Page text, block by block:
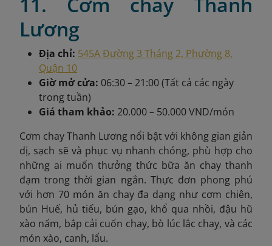
Lương
Địa chỉ: 545A Đường 3 Tháng 2, Phường 8,
Quận 10
Giờ mở cửa: 06:30 – 21:00 (Tất cả các ngày
trong tuần)
Giá tham khảo: 20.000 – 50.000 VND/món
Cơm chay Thanh Lương nổi bật với không gian giản
dị, sạch sẽ và phục vụ nhanh chóng, phù hợp cho
những ai muốn thưởng thức bữa ăn chay thanh
đạm trong thời gian ngắn. Thực đơn phong phú
với hơn 70 món ăn chay đa dạng như cơm chiên,
bún Huế, hủ tiếu, bún gạo, khổ qua nhồi, đậu hũ
xào nấm, bắp cải cuốn chay, bò lúc lắc chay, và các
món xào, canh, lẩu.